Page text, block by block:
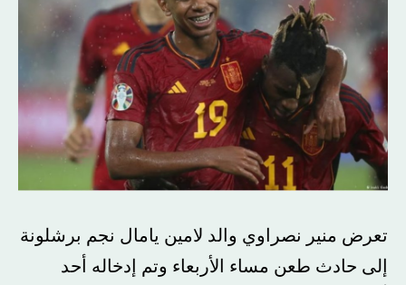
تعرض منير نصراوي والد لامين يامال نجم برشلونة
إلى حادث طعن مساء الأربعاء وتم إدخاله أحد